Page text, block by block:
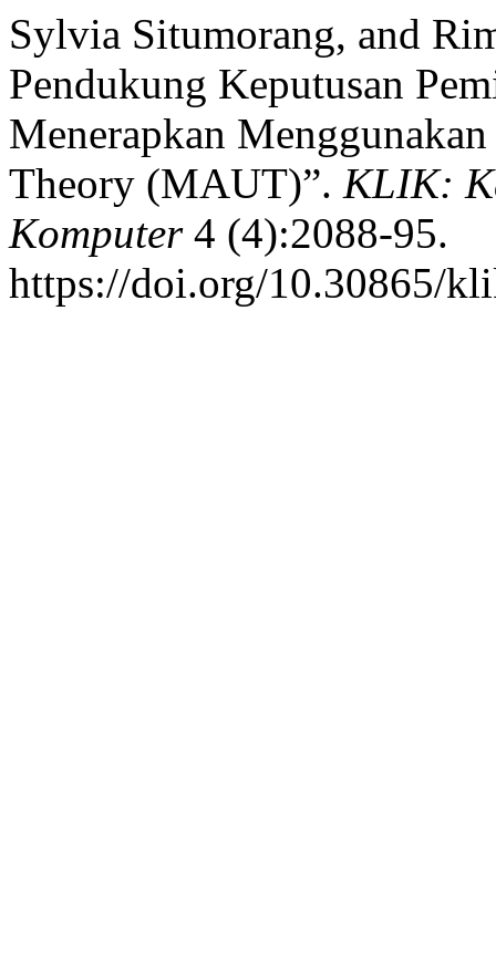
Sylvia Situmorang, and
Pendukung Keputusan
Menerapkan
Theory (MAUT)”. KLIK:
Komputer4 (4):2088-95.
https://doi.org/10.30865/